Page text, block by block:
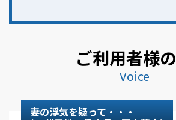
ご利用者様
Voice
妻の浮気を疑って・・・